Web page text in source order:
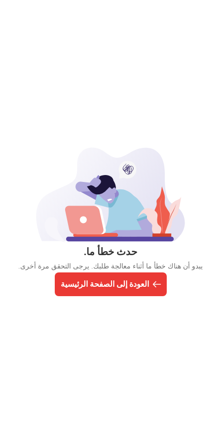
حدث خطأ ما.
يبدو أن هناك خطأ ما أثناء معالجة طلبك. يرجى التحقق مرة أخرى.
العودة إلى الصفحة الرئيسية